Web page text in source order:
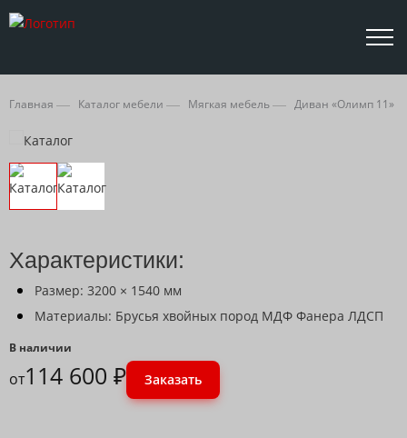
Главная Каталог мебели Мягкая мебель Диван «Олимп 11»
Характеристики:
Размер: 3200 × 1540 мм
Материалы: Брусья хвойных пород МДФ Фанера ЛДСП
В наличии
от114 600 ₽ Заказать